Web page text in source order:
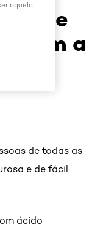
de
com a
de todas as
e de fácil
ácido
aquela